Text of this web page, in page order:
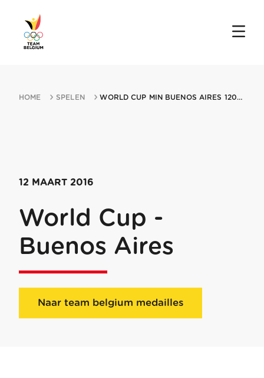
HOME SPELEN WORLD CUP MIN BUENOS AIRES 12032016 BUENOS AIRES
12 MAART 2016
World Cup -
Buenos Aires
Naar team belgium medailles